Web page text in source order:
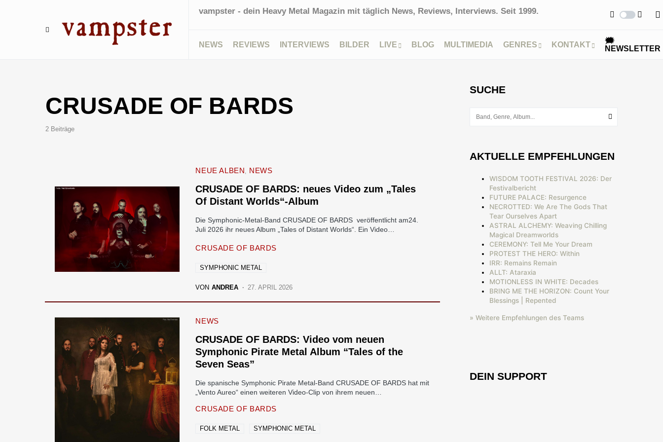
vampster - dein Heavy Metal Magazin mit täglich News, Reviews, Interviews. Seit 1999.
NEWS REVIEWS INTERVIEWS BILDER LIVE BLOG MULTIMEDIA GENRES KONTAKT
🗯
NEWSLETTER
CRUSADE OF BARDS
2 Beiträge
NEUE ALBEN NEWS
CRUSADE OF BARDS: neues Video zum „Tales
Of Distant Worlds“-Album
Die Symphonic-Metal-Band CRUSADE OF BARDS veröffentlicht am24.
Juli 2026 ihr neues Album „Tales of Distant Worlds“. Ein Video…
CRUSADE OF BARDS
SYMPHONIC METAL
VON ANDREA 27. APRIL 2026
NEWS
CRUSADE OF BARDS: Video vom neuen
Symphonic Pirate Metal Album “Tales of the
Seven Seas”
Die spanische Symphonic Pirate Metal-Band CRUSADE OF BARDS hat mit
„Vento Aureo“ einen weiteren Video-Clip von ihrem neuen…
CRUSADE OF BARDS
FOLK METAL SYMPHONIC METAL
SUCHE
AKTUELLE EMPFEHLUNGEN
WISDOM TOOTH FESTIVAL 2026: Der
Festivalbericht
FUTURE PALACE: Resurgence
NECROTTED: We Are The Gods That
Tear Ourselves Apart
ASTRAL ALCHEMY: Weaving Chilling
Magical Dreamworlds
CEREMONY: Tell Me Your Dream
PROTEST THE HERO: Within
IRR: Remains Remain
ALLT: Ataraxia
MOTIONLESS IN WHITE: Decades
BRING ME THE HORIZON: Count Your
Blessings | Repented
» Weitere Empfehlungen des Teams
DEIN SUPPORT